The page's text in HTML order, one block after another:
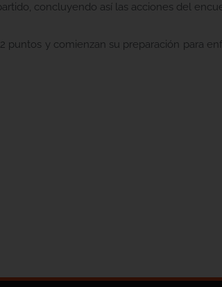
concluyendo así las acciones del
puntos y comienzan su preparación para